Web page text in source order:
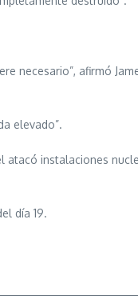
necesario”, afirmó
elevado”.
atacó instalaciones
día 19.